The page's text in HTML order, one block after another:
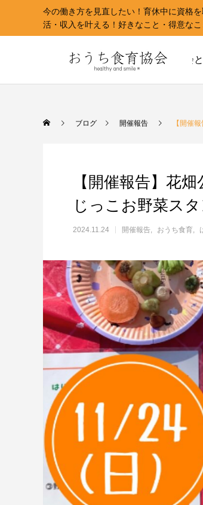
今の働き方を見直したい！育休中に資格
活・収入を叶える！好きなこと・得意なこ
おうち食育協会
ブログ 開催報告 【開催
【開催報告】花
じっこお野菜ス
2024.11.24 開催報告 おうち食育